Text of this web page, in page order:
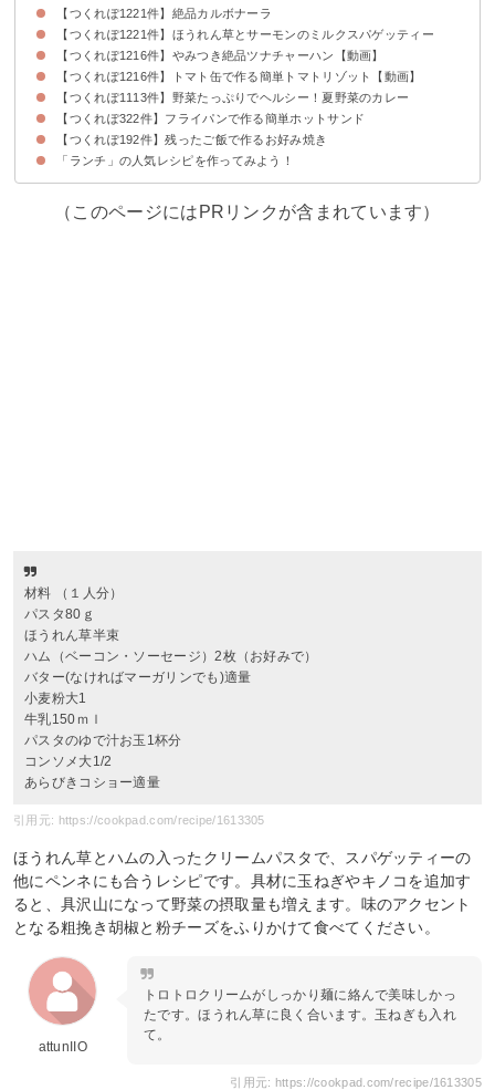
【つくれぽ1221件】絶品カルボナーラ
【つくれぽ1221件】ほうれん草とサーモンのミルクスパゲッティー
【つくれぽ1216件】やみつき絶品ツナチャーハン【動画】
【つくれぽ1216件】トマト缶で作る簡単トマトリゾット【動画】
【つくれぽ1113件】野菜たっぷりでヘルシー！夏野菜のカレー
【つくれぽ322件】フライパンで作る簡単ホットサンド
【つくれぽ192件】残ったご飯で作るお好み焼き
「ランチ」の人気レシピを作ってみよう！
（このページにはPRリンクが含まれています）
材料 （１人分）
パスタ80ｇ
ほうれん草半束
ハム（ベーコン・ソーセージ）2枚（お好みで）
バター(なければマーガリンでも)適量
小麦粉大1
牛乳150ｍｌ
パスタのゆで汁お玉1杯分
コンソメ大1/2
あらびきコショー適量
引用元: https://cookpad.com/recipe/1613305
ほうれん草とハムの入ったクリームパスタで、スパゲッティーの
他にペンネにも合うレシピです。具材に玉ねぎやキノコを追加す
ると、具沢山になって野菜の摂取量も増えます。味のアクセント
となる粗挽き胡椒と粉チーズをふりかけて食べてください。
attunIIO
トロトロクリームがしっかり麺に絡んで美味しかっ
たです。ほうれん草に良く合います。玉ねぎも入れ
て。
引用元: https://cookpad.com/recipe/1613305